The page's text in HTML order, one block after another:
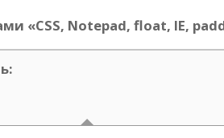
«CSS, Notepad, float, IE,